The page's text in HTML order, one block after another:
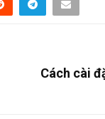
Cách cài